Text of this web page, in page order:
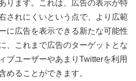
ります。これは、広告の表示が特
されにくいという点で、より広範
に広告を表示できる新たな可能性
、これまで広告のターゲットとな
ブユーザーやあまりTwitterを利用
めることができます。